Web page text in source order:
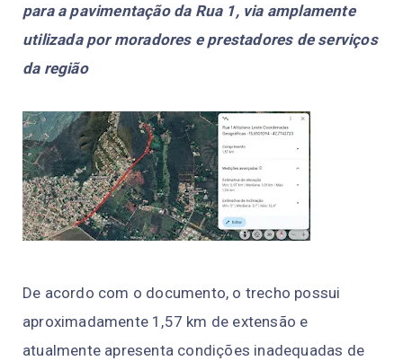
para a pavimentação da Rua 1, via amplamente
utilizada por moradores e prestadores de serviços
da região
De acordo com o documento, o trecho possui
aproximadamente 1,57 km de extensão e
atualmente apresenta condições inadequadas de